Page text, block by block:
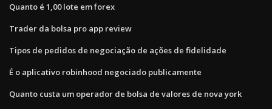
Quanto é 1,00 lote em forex
Trader da bolsa pro app review
Tipos de pedidos de negociação de ações de fidelidade
É o aplicativo robinhood negociado publicamente
Quanto custa um operador de bolsa de valores de nova york